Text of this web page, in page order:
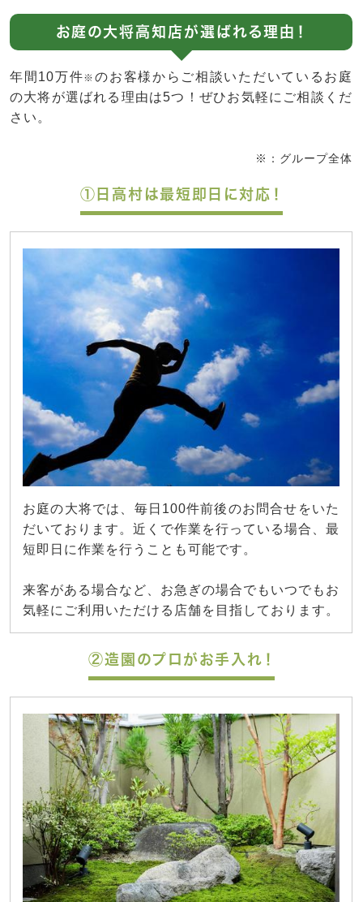
お庭の大将高知店が選ばれる理由！
年間10万件※のお客様からご相談いただいているお庭
の大将が選ばれる理由は5つ！ぜひお気軽にご相談くだ
さい。
※：グループ全体
①日高村は最短即日に対応！
お庭の大将では、毎日100件前後のお問合せをいた
だいております。近くで作業を行っている場合、最
短即日に作業を行うことも可能です。
来客がある場合など、お急ぎの場合でもいつでもお
気軽にご利用いただける店舗を目指しております。
②造園のプロがお手入れ！